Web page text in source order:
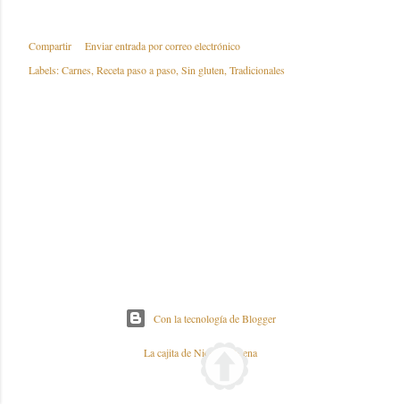
Compartir
Enviar entrada por correo electrónico
Labels:Carnes Receta paso a paso Sin gluten Tradicionales
Con la tecnología de Blogger
La cajita de Nieves y Elena